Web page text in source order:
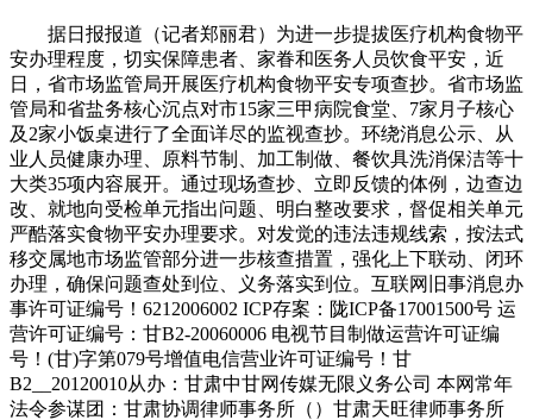
据日报报道（记者郑丽君）为进一步提拔医疗机构食物平
安办理程度，切实保障患者、家眷和医务人员饮食平安，近
日，省市场监管局开展医疗机构食物平安专项查抄。省市场监
管局和省盐务核心沉点对市15家三甲病院食堂、7家月子核心
及2家小饭桌进行了全面详尽的监视查抄。环绕消息公示、从
业人员健康办理、原料节制、加工制做、餐饮具洗消保洁等十
大类35项内容展开。通过现场查抄、立即反馈的体例，边查边
改、就地向受检单元指出问题、明白整改要求，督促相关单元
严酷落实食物平安办理要求。对发觉的违法违规线索，按法式
移交属地市场监管部分进一步核查措置，强化上下联动、闭环
办理，确保问题查处到位、义务落实到位。互联网旧事消息办
事许可证编号！6212006002 ICP存案：陇ICP备17001500号 运
营许可证编号：甘B2-20060006 电视节目制做运营许可证编
号！(甘)字第079号增值电信营业许可证编号！甘
B2__20120010从办：甘肃中甘网传媒无限义务公司 本网常年
法令参谋团：甘肃协调律师事务所（）甘肃天旺律师事务所